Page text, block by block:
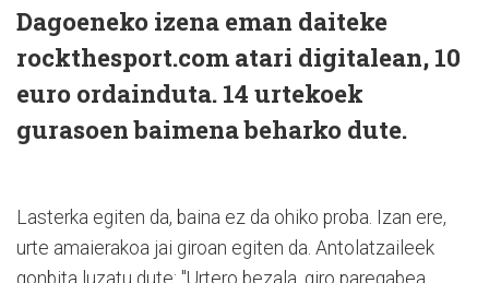
Dagoeneko izena eman daiteke
rockthesport.com atari digitalean, 10
euro ordainduta. 14 urtekoek
gurasoen baimena beharko dute.
Lasterka egiten da, baina ez da ohiko proba. Izan ere,
urte amaierakoa jai giroan egiten da. Antolatzaileek